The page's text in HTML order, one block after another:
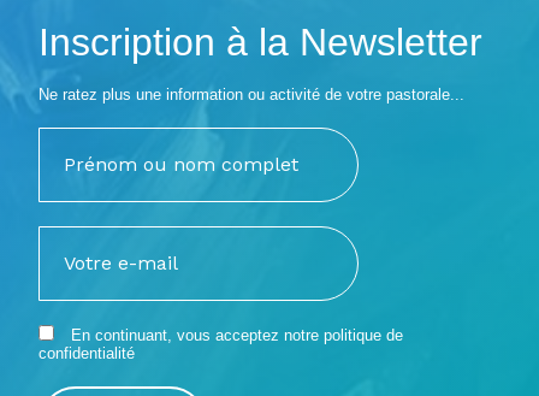
Inscription à la Newsletter
Ne ratez plus une information ou activité de votre pastorale...
En continuant, vous acceptez notre politique de
confidentialité